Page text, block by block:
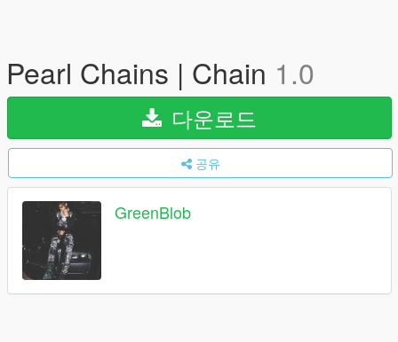
Pearl Chains | Chain 1.0
다운로드
공유
GreenBlob